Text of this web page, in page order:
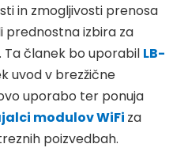
in zmogljivosti prenosa
prednostna izbira za
članek bo uporabil LB-
uvod v brezžične
uporabo ter ponuja
modulov WiFi za
poizvedbah.